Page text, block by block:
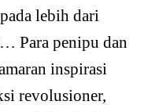
lebih dari
Para penipu dan
inspirasi
revolusioner,